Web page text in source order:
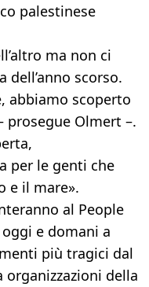
palestinese
ma non ci
scorso.
abbiamo scoperto
prosegue Olmert –.
per le genti che
e il mare».
al People
e domani a
più tragici dal
della